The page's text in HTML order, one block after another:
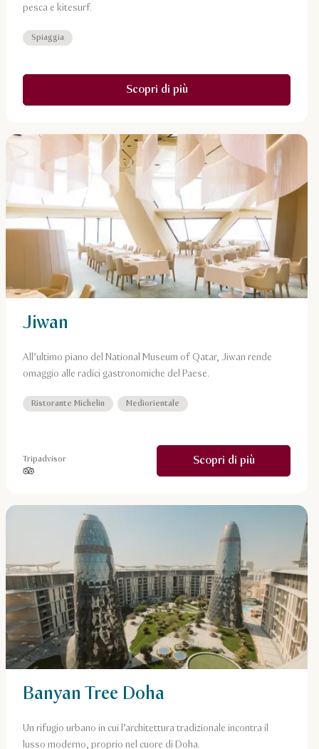
Spiaggia
pesca e kitesurf.
Scopri di più
Ristorante Michelin Mediorientale
Jiwan
All’ultimo piano del National Museum of Qatar, Jiwan rende
omaggio alle radici gastronomiche del Paese.
Tripadvisor
Scopri di più
Banyan Tree Doha
Un rifugio urbano in cui l’architettura tradizionale incontra il
lusso moderno, proprio nel cuore di Doha.